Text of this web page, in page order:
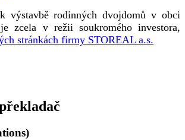
výstavbě rodinných dvojdomů v obci
zcela v režii soukromého investora,
stránkách firmy STOREAL a.s.